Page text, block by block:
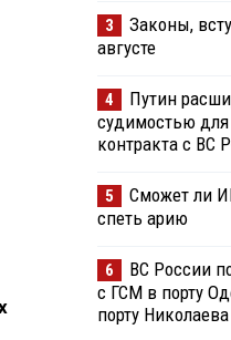
3
Законы,
августе
4
Путин
судимостью
контракта с ВС
5
Сможет ли
спеть арию
6
ВС России
с ГСМ в порту
порту Николаева